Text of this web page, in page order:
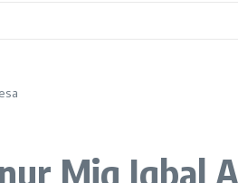
Miq Iqbal